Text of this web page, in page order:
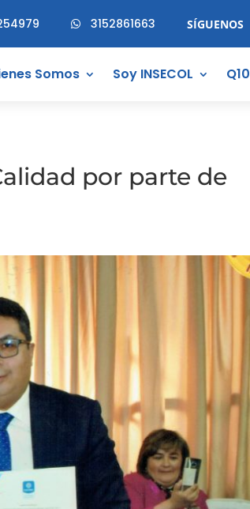
 3152861663 SÍGUENOS
Somos Soy INSECOL Q10
por parte de